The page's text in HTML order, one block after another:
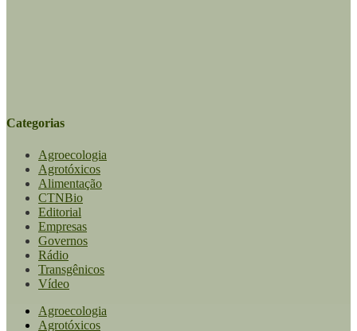
Categorias
Agroecologia
Agrotóxicos
Alimentação
CTNBio
Editorial
Empresas
Governos
Rádio
Transgênicos
Vídeo
Agroecologia
Agrotóxicos